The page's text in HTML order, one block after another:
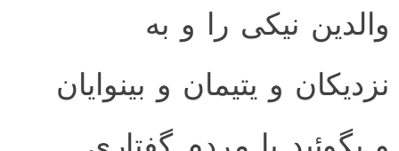
والدین نیکی را و به
نزدیکان و یتیمان و بینوایان